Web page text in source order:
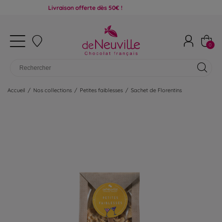
Livraison offerte dès 50€ !
0
Accueil / Nos collections / Petites faiblesses / Sachet de Florentins